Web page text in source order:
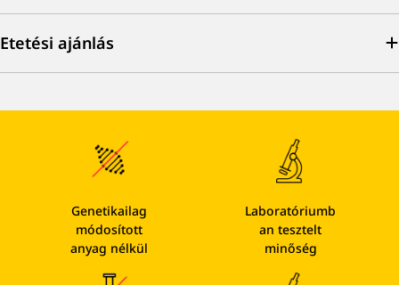
Etetési ajánlás
Genetikailag
módosított
anyag nélkül
Laboratóriumb
an tesztelt
minőség